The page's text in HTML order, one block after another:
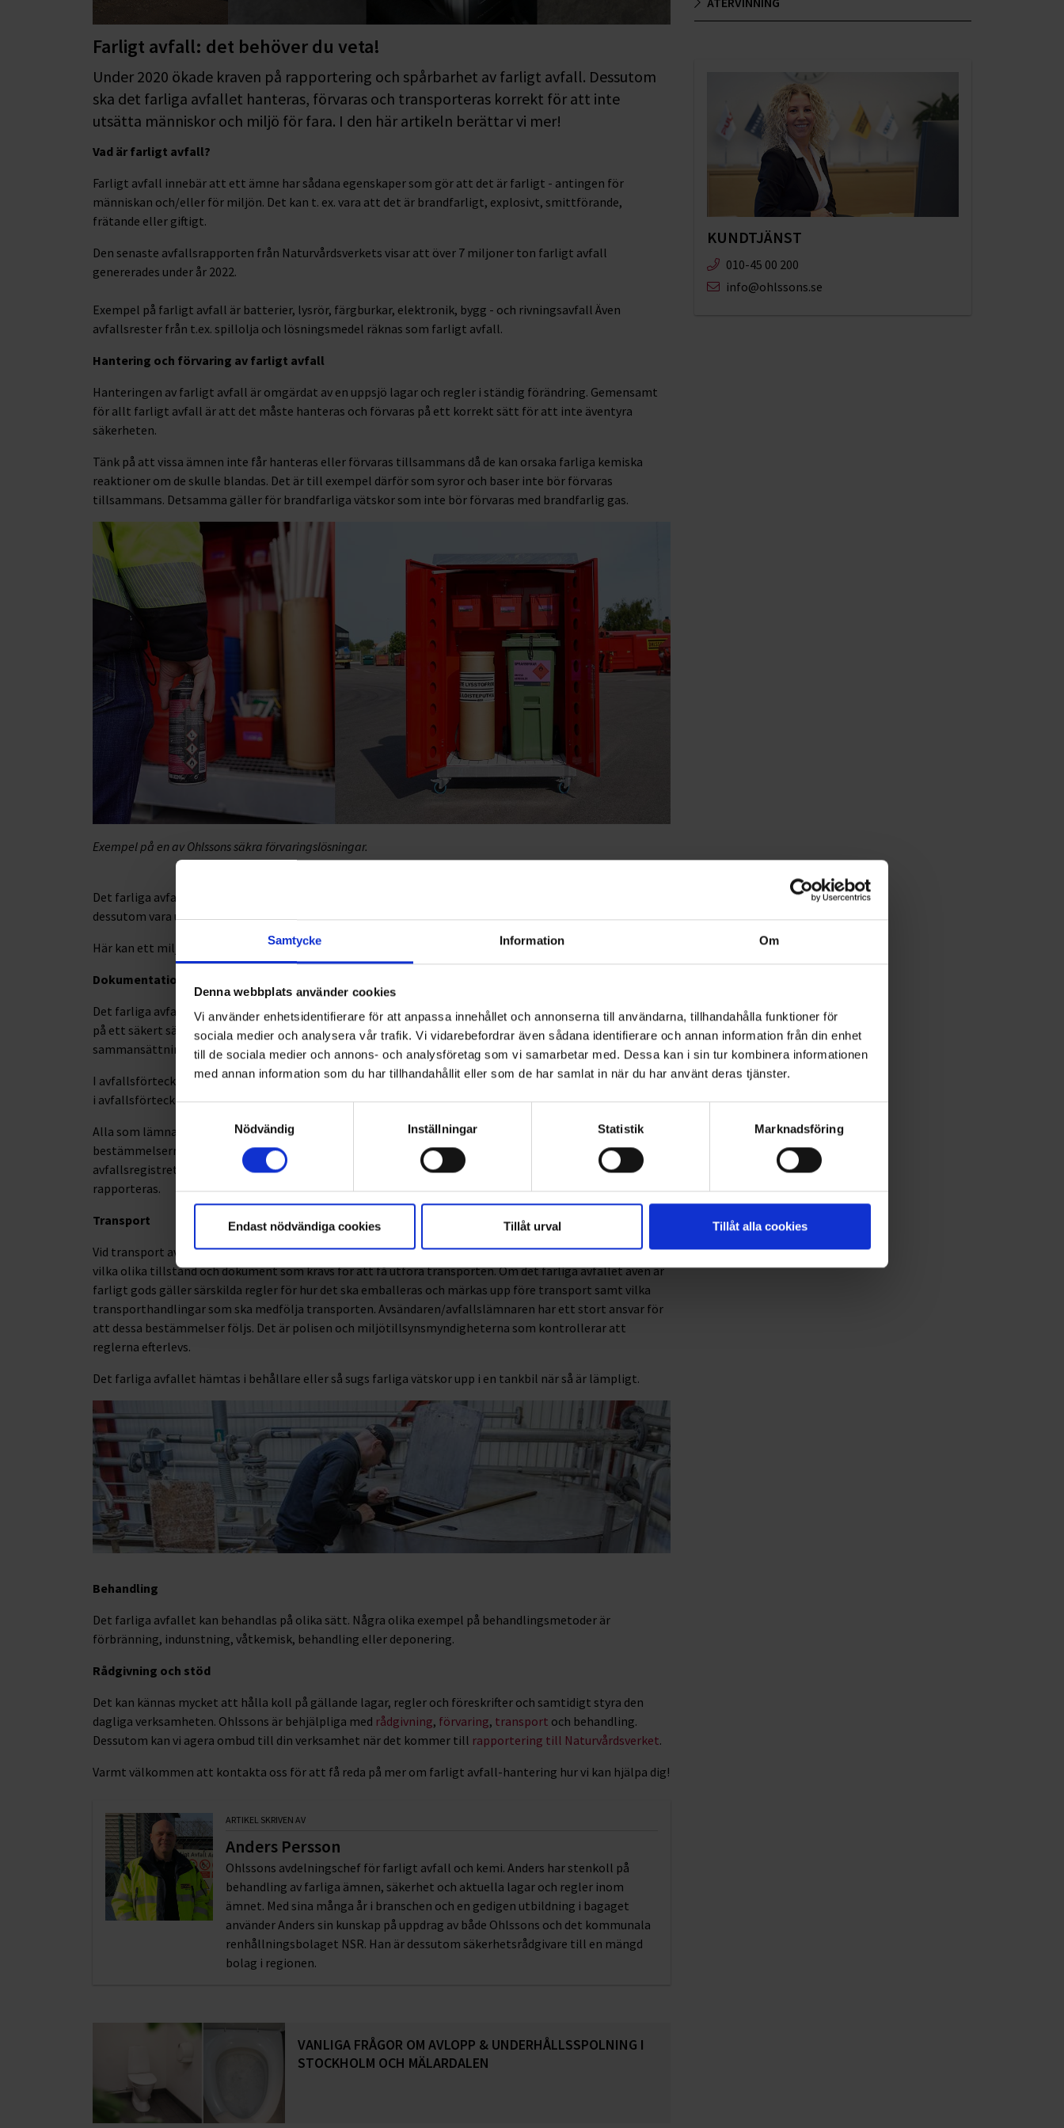
Samtycke Information Om
Denna webbplats använder cookies
Vi använder enhetsidentifierare för att anpassa innehållet och annonserna till användarna, tillhandahålla funktioner för
sociala medier och analysera vår trafik. Vi vidarebefordrar även sådana identifierare och annan information från din enhet
till de sociala medier och annons- och analysföretag som vi samarbetar med. Dessa kan i sin tur kombinera informationen
med annan information som du har tillhandahållit eller som de har samlat in när du har använt deras tjänster.
Nödvändig
Inställningar Statistik Marknadsföring
Endast nödvändiga cookies Tillåt urval Tillåt alla cookies
Farligt avfall: det behöver du veta!
Under 2020 ökade kraven på rapportering och spårbarhet av farligt avfall. Dessutom
ska det farliga avfallet hanteras, förvaras och transporteras korrekt för att inte
utsätta människor och miljö för fara. I den här artikeln berättar vi mer!
Vad är farligt avfall?
Farligt avfall innebär att ett ämne har sådana egenskaper som gör att det är farligt - antingen för
människan och/eller för miljön. Det kan t. ex. vara att det är brandfarligt, explosivt, smittförande,
frätande eller giftigt.
Den senaste avfallsrapporten från Naturvårdsverkets visar att över 7 miljoner ton farligt avfall
genererades under år 2022.
Exempel på farligt avfall är batterier, lysrör, färgburkar, elektronik, bygg - och rivningsavfall Även
avfallsrester från t.ex. spillolja och lösningsmedel räknas som farligt avfall.
Hantering och förvaring av farligt avfall
Hanteringen av farligt avfall är omgärdat av en uppsjö lagar och regler i ständig förändring. Gemensamt
för allt farligt avfall är att det måste hanteras och förvaras på ett korrekt sätt för att inte äventyra
säkerheten.
Tänk på att vissa ämnen inte får hanteras eller förvaras tillsammans då de kan orsaka farliga kemiska
reaktioner om de skulle blandas. Det är till exempel därför som syror och baser inte bör förvaras
tillsammans. Detsamma gäller för brandfarliga vätskor som inte bör förvaras med brandfarlig gas.
Exempel på en av Ohlssons säkra förvaringslösningar.
Det farliga avfallet bör förvaras på ett säkert ställe som är korrekt uppmärkt och brandsäkert. Det bör
dessutom vara utrustat för att klara en eventuell olycka – t.ex. läckage från en eller flera behållare.
Här kan ett miljöskåp utrustat för din typ av verksamhet vara lämpligt.
Dokumentation och rapportering
Det farliga avfallet måste klassas på rätt sätt för att kunna emballeras, transporteras och omhändertas
på ett säkert sätt. Bedömningen görs med hänsyn till avfallets ursprung, beståndsdelar, egenskaper och
sammansättningar.
I avfallsförteckningen (bilaga till Avfallsförordningen) är farligt avfall är märkt med en asterisk (*). Det är
i avfallsförteckningen som klassningen för det farliga avfallet finns.
Alla som lämnar ifrån sig farligt avfall är skyldiga att rapportera det till Naturvårdsverket enligt
bestämmelserna i avfallsförordningen och naturvårdsverkets föreskrifter om rapportering till
avfallsregistret. Här ska bland annat avfallskod, vikt, avfallsproducent, transportör och mottagare
rapporteras.
Transport
Vid transport av farligt avfall är det viktigt att veta hur avfallet ska emballeras på ett korrekt sätt samt
vilka olika tillstånd och dokument som krävs för att få utföra transporten. Om det farliga avfallet även är
farligt gods gäller särskilda regler för hur det ska emballeras och märkas upp före transport samt vilka
transporthandlingar som ska medfölja transporten. Avsändaren/avfallslämnaren har ett stort ansvar för
att dessa bestämmelser följs. Det är polisen och miljötillsynsmyndigheterna som kontrollerar att
reglerna efterlevs.
Det farliga avfallet hämtas i behållare eller så sugs farliga vätskor upp i en tankbil när så är lämpligt.
Behandling
Det farliga avfallet kan behandlas på olika sätt. Några olika exempel på behandlingsmetoder är
förbränning, indunstning, våtkemisk, behandling eller deponering.
Rådgivning och stöd
Det kan kännas mycket att hålla koll på gällande lagar, regler och föreskrifter och samtidigt styra den
dagliga verksamheten. Ohlssons är behjälpliga med rådgivning, förvaring, transport och behandling.
Dessutom kan vi agera ombud till din verksamhet när det kommer till rapportering till Naturvårdsverket.
Varmt välkommen att kontakta oss för att få reda på mer om farligt avfall-hantering hur vi kan hjälpa dig!
ARTIKEL SKRIVEN AV
Anders Persson
Ohlssons avdelningschef för farligt avfall och kemi. Anders har stenkoll på
behandling av farliga ämnen, säkerhet och aktuella lagar och regler inom
ämnet. Med sina många år i branschen och en gedigen utbildning i bagaget
använder Anders sin kunskap på uppdrag av både Ohlssons och det kommunala
renhållningsbolaget NSR. Han är dessutom säkerhetsrådgivare till en mängd
bolag i regionen.
VANLIGA FRÅGOR OM AVLOPP & UNDERHÅLLSSPOLNING I
STOCKHOLM OCH MÄLARDALEN
KUNDTJÄNST
010-45 00 200​
info@ohlssons.se